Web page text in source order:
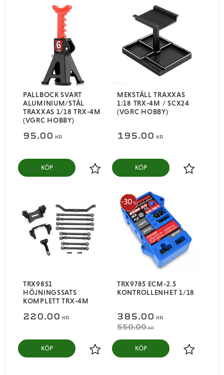
PALLBOCK SVART
ALUMINIUM/STÅL
TRAXXAS 1/18 TRX-4M
(VGRC HOBBY)
95,00 KR
Lägg till i favoriter
KÖP
MEKSTÄLL TRAXXAS
1:18 TRX-4M / SCX24
(VGRC HOBBY)
195,00 KR
Lägg till i
KÖP
TRX9851
HÖJNINGSSATS
KOMPLETT TRX-4M
220,00 KR
Lägg till i favoriter
KÖP
TRX9785 ECM-2.5
KONTROLLENHET 1/18
385,00 KR
550,00KR
30 %
Lägg till i
KÖP